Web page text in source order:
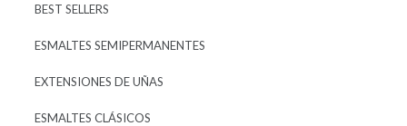
BEST SELLERS
ESMALTES SEMIPERMANENTES
EXTENSIONES DE UÑAS
ESMALTES CLÁSICOS